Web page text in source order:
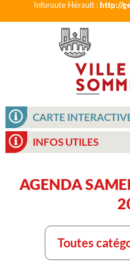
Inforoute Hérault :http://
CARTE
INFOS UTILES
AGENDA
Toutes